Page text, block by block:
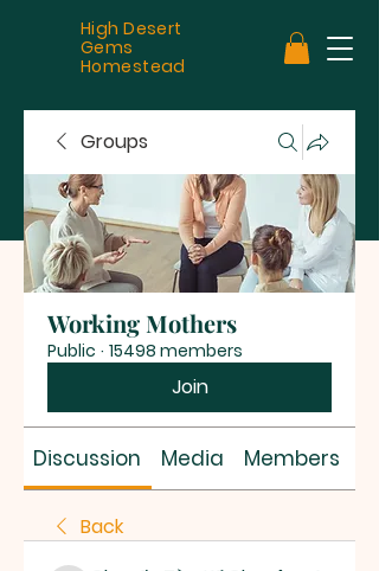
High Desert
Gems
Homestead
Groups
Working Mothers
Public · 15498 members
Join
Discussion Media Members
Back